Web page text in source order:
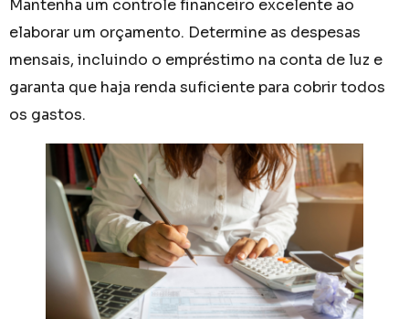
Mantenha um controle financeiro excelente ao
elaborar um orçamento. Determine as despesas
mensais, incluindo o empréstimo na conta de luz e
garanta que haja renda suficiente para cobrir todos
os gastos.